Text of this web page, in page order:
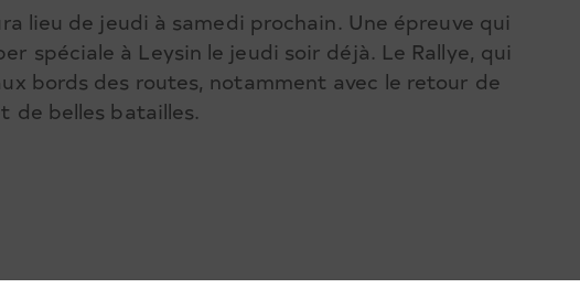
lieu de jeudi à samedi prochain. Une épreuve qui
spéciale à Leysin le jeudi soir déjà. Le Rallye, qui
bords des routes, notamment avec le retour de
de belles batailles.